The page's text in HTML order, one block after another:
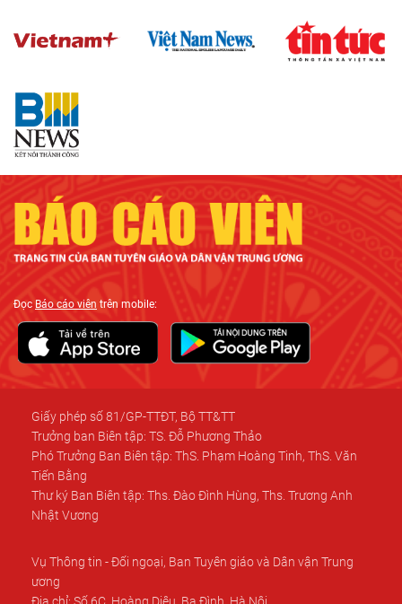
ĐọcBáo cáo viên trên mobile:
Giấy phép số 81/GP-TTĐT, Bộ TT&TT
Trưởng ban Biên tập: TS. Đỗ Phương Thảo
Phó Trưởng Ban Biên tập: ThS. Phạm Hoàng Tinh, ThS. Văn
Tiến Bằng
Thư ký Ban Biên tập: Ths. Đào Đình Hùng, Ths. Trương Anh
Nhật Vương
Vụ Thông tin - Đối ngoại, Ban Tuyên giáo và Dân vận Trung
ương
Địa chỉ: Số 6C, Hoàng Diệu, Ba Đình, Hà Nội.